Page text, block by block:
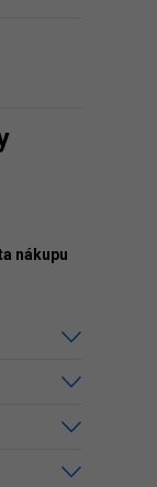
nákupu